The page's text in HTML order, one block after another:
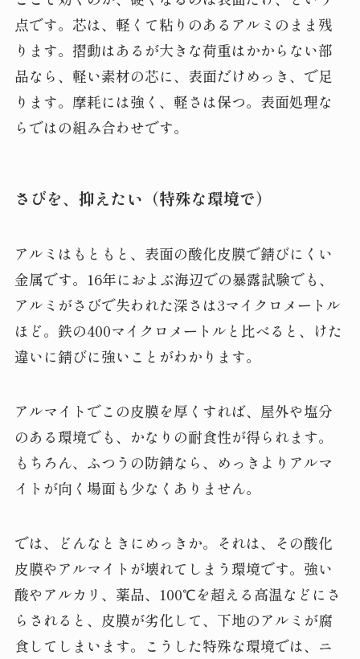
点です。芯は、軽くて粘りのあるアルミのまま残
ります。摺動はあるが大きな荷重はかからない部
品なら、軽い素材の芯に、表面だけめっき、で足
ります。摩耗には強く、軽さは保つ。表面処理な
らではの組み合わせです。
さびを、抑えたい（特殊な環境で）
アルミはもともと、表面の酸化皮膜で錆びにくい
金属です。16年におよぶ海辺での暴露試験でも、
アルミがさびで失われた深さは3マイクロメートル
ほど。鉄の400マイクロメートルと比べると、けた
違いに錆びに強いことがわかります。
アルマイトでこの皮膜を厚くすれば、屋外や塩分
のある環境でも、かなりの耐食性が得られます。
もちろん、ふつうの防錆なら、めっきよりアルマ
イトが向く場面も少なくありません。
では、どんなときにめっきか。それは、その酸化
皮膜やアルマイトが壊れてしまう環境です。強い
酸やアルカリ、薬品、100℃を超える高温などにさ
らされると、皮膜が劣化して、下地のアルミが腐
食してしまいます。こうした特殊な環境では、ニ